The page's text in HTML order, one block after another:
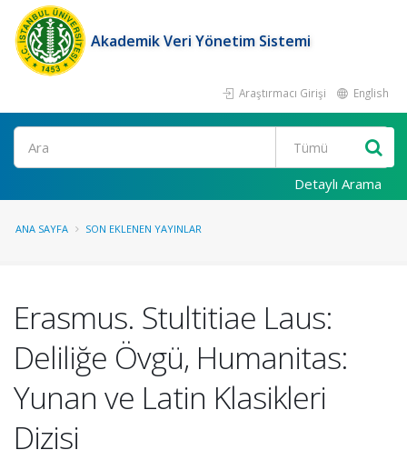
Akademik Veri Yönetim Sistemi
Araştırmacı Girişi English
Ara
Detaylı Arama
ANA SAYFA SON EKLENEN YAYINLAR
Erasmus. Stultitiae Laus:
Deliliğe Övgü, Humanitas:
Yunan ve Latin Klasikleri
Dizisi